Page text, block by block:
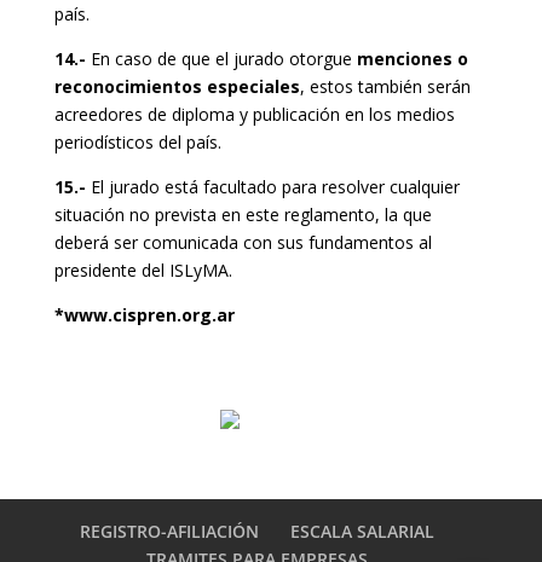
país.
14.- En caso de que el jurado otorgue menciones o
reconocimientos especiales, estos también serán
acreedores de diploma y publicación en los medios
periodísticos del país.
15.- El jurado está facultado para resolver cualquier
situación no prevista en este reglamento, la que
deberá ser comunicada con sus fundamentos al
presidente del ISLyMA.
*www.cispren.org.ar
REGISTRO-AFILIACIÓN
ESCALA SALARIAL